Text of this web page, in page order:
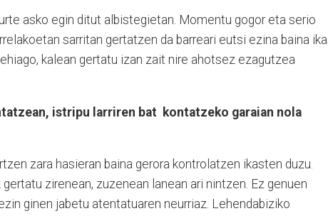
asko egin ditut albistegietan. Momentu gogor eta serio
sarritan gertatzen da barreari eutsi ezina baina
kalean gertatu izan zait nire ahotsez ezagutzea
istripu larriren bat kontatzeko garaian nola
zara hasieran baina gerora kontrolatzen ikasten duzu.
zirenean, zuzenean lanean ari nintzen. Ez genuen
ginen jabetu atentatuaren neurriaz. Lehendabiziko